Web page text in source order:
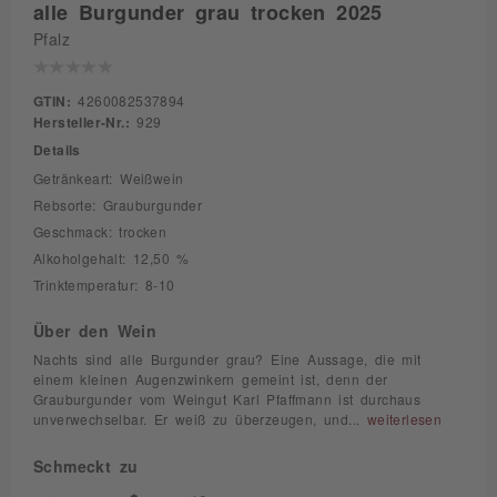
alle Burgunder grau trocken 2025
Pfalz
GTIN: 4260082537894
Hersteller-Nr.: 929
Details
Getränkeart: Weißwein
Rebsorte: Grauburgunder
Geschmack: trocken
Alkoholgehalt: 12,50 %
Trinktemperatur: 8-10
Über den Wein
Nachts sind alle Burgunder grau? Eine Aussage, die mit
einem kleinen Augenzwinkern gemeint ist, denn der
Grauburgunder vom Weingut Karl Pfaffmann ist durchaus
unverwechselbar. Er weiß zu überzeugen, und... weiterlesen
Schmeckt zu